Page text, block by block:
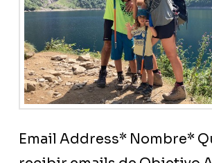
Email Address* Nombre*